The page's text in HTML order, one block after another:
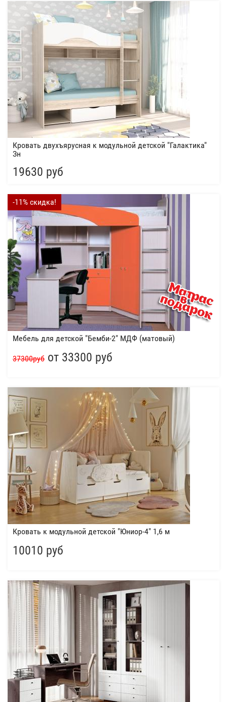
Кровать двухъярусная к модульной детской "Галактика"
Зн
19630 руб
-11% скидка!
Мебель для детской "Бемби-2" МДФ (матовый)
37300руб от 33300 руб
Кровать к модульной детской "Юниор-4" 1,6 м
10010 руб